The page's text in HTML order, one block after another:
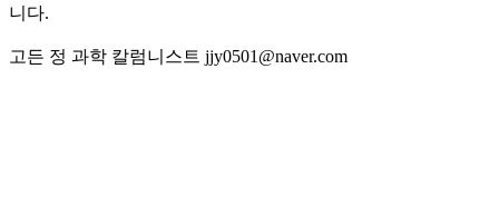
니다.
고든 정 과학 칼럼니스트 jjy0501@naver.com